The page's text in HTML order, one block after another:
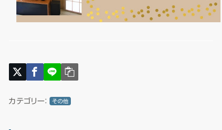
カテゴリー： その他